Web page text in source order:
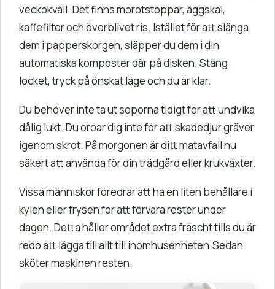
veckokväll. Det finns morotstoppar, äggskal,
kaffefilter och överblivet ris. Istället för att slänga
dem i papperskorgen, släpper du dem i din
automatiska komposter där på disken. Stäng
locket, tryck på önskat läge och du är klar.
Du behöver inte ta ut soporna tidigt för att undvika
dålig lukt. Du oroar dig inte för att skadedjur gräver
igenom skrot. På morgonen är ditt matavfall nu
säkert att använda för din trädgård eller krukväxter.
Vissa människor föredrar att ha en liten behållare i
kylen eller frysen för att förvara rester under
dagen. Detta håller området extra fräscht tills du är
redo att lägga till allt till inomhusenheten.Sedan
sköter maskinen resten.